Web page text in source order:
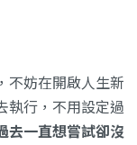
不妨在開啟人生新
執行，不用設定過
去一直想嘗試卻沒